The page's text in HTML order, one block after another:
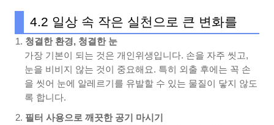
4.2 일상 속 작은 실천으로 큰 변화를
청결한 환경, 청결한 눈
가장 기본이 되는 것은 개인위생입니다. 손을 자주 씻고,
눈을 비비지 않는 것이 중요해요. 특히 외출 후에는 꼭 손
을 씻어 눈에 알레르기를 유발할 수 있는 물질이 닿지 않도
록 합니다.
필터 사용으로 깨끗한 공기 마시기